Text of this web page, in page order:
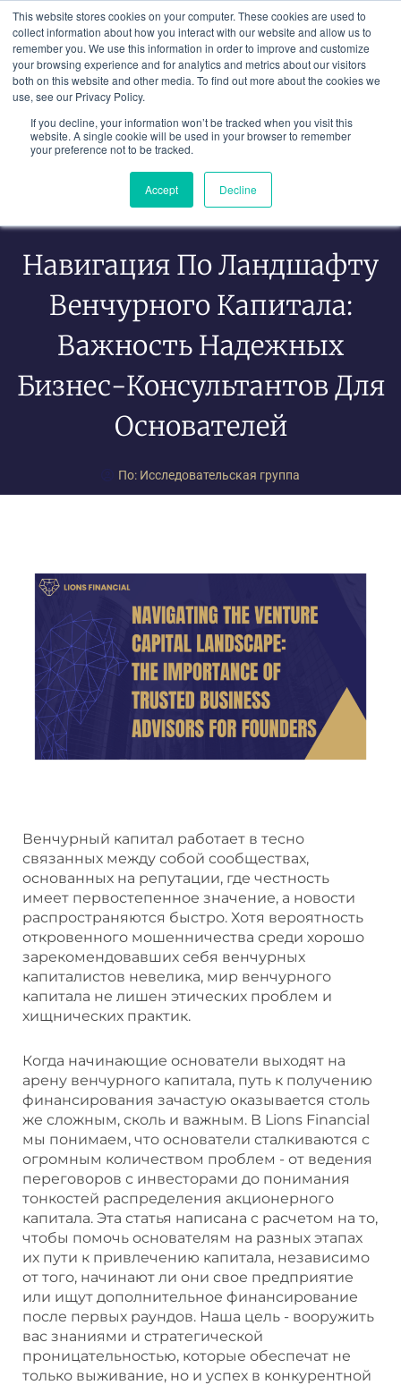
This website stores cookies on your computer. These cookies are used to
collect information about how you interact with our website and allow us to
remember you. We use this information in order to improve and customize
your browsing experience and for analytics and metrics about our visitors
both on this website and other media. To find out more about the cookies we
use, see our Privacy Policy.
If you decline, your information won’t be tracked when you visit this
website. A single cookie will be used in your browser to remember
your preference not to be tracked.
Accept Decline
содержимому
Навигация По Ландшафту
Венчурного Капитала:
Важность Надежных
Бизнес-Консультантов Для
Основателей
По: Исследовательская группа
Венчурный капитал работает в тесно
связанных между собой сообществах,
основанных на репутации, где честность
имеет первостепенное значение, а новости
распространяются быстро. Хотя вероятность
откровенного мошенничества среди хорошо
зарекомендовавших себя венчурных
капиталистов невелика, мир венчурного
капитала не лишен этических проблем и
хищнических практик.
Когда начинающие основатели выходят на
арену венчурного капитала, путь к получению
финансирования зачастую оказывается столь
же сложным, сколь и важным. В Lions Financial
мы понимаем, что основатели сталкиваются с
огромным количеством проблем - от ведения
переговоров с инвесторами до понимания
тонкостей распределения акционерного
капитала. Эта статья написана с расчетом на то,
чтобы помочь основателям на разных этапах
их пути к привлечению капитала, независимо
от того, начинают ли они свое предприятие
или ищут дополнительное финансирование
после первых раундов. Наша цель - вооружить
вас знаниями и стратегической
проницательностью, которые обеспечат не
только выживание, но и успех в конкурентной